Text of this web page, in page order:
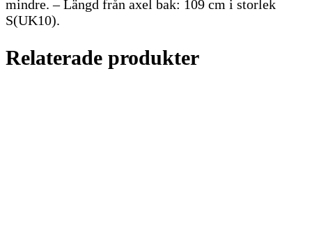
mindre. – Längd från axel bak: 109 cm i storlek
S(UK10).
Relaterade produkter